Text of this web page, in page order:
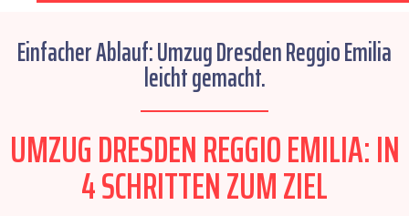
Einfacher Ablauf: Umzug Dresden Reggio Emilia
leicht gemacht.
UMZUG DRESDEN REGGIO EMILIA: IN
4 SCHRITTEN ZUM ZIEL